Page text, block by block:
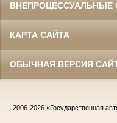
ВНЕПРОЦЕССУАЛЬНЫЕ
КАРТА САЙТА
ОБЫЧНАЯ ВЕРСИЯ
2006-2026 «Государственная